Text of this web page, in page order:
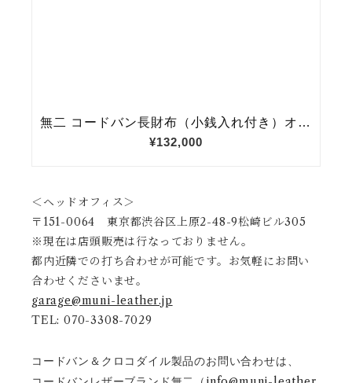
＜ヘッドオフィス＞
〒151-0064 東京都渋谷区上原2-48-9松崎ビル305
※現在は店頭販売は行なっておりません。
都内近隣での打ち合わせが可能です。お気軽にお問い
合わせくださいませ。
garage@muni-leather.jp
TEL: 070-3308-7029
コードバン＆クロコダイル製品のお問い合わせは、